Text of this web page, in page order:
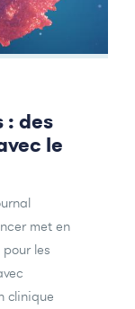
: des
le
met en
les
clinique